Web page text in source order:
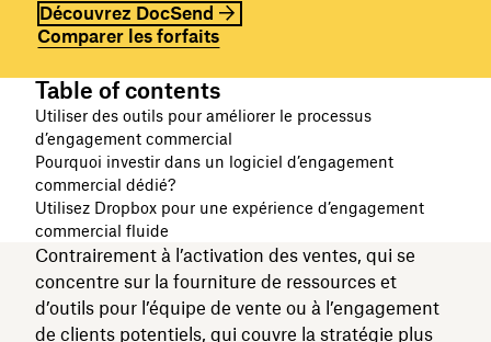
Découvrez DocSend
Comparer les forfaits
Table of contents
Utiliser des outils pour améliorer le processus
d’engagement commercial
Pourquoi investir dans un logiciel d’engagement
commercial dédié?
Utilisez Dropbox pour une expérience d’engagement
commercial fluide
Contrairement à l’activation des ventes, qui se
concentre sur la fourniture de ressources et
d’outils pour l’équipe de vente ou à l’engagement
de clients potentiels, qui couvre la stratégie plus